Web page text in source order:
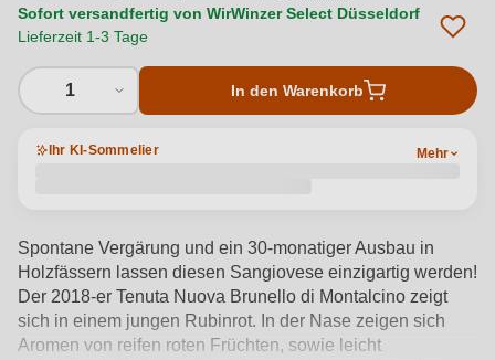
Sofort versandfertig von WirWinzer Select Düsseldorf
Lieferzeit 1-3 Tage
1 In den Warenkorb
Ihr KI-Sommelier Mehr
Spontane Vergärung und ein 30-monatiger Ausbau in
Holzfässern lassen diesen Sangiovese einzigartig werden!
Der 2018-er Tenuta Nuova Brunello di Montalcino zeigt
sich in einem jungen Rubinrot. In der Nase zeigen sich
Aromen von reifen roten Früchten, sowie leicht